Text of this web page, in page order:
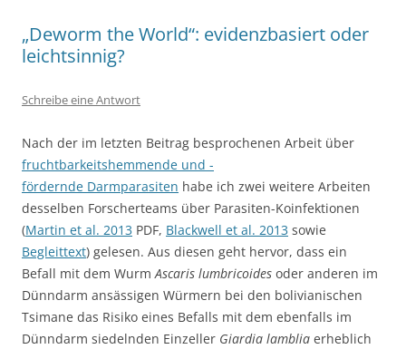
„Deworm the World“: evidenzbasiert oder
leichtsinnig?
Schreibe eine Antwort
Nach der im letzten Beitrag besprochenen Arbeit über
fruchtbarkeitshemmende und -
fördernde Darmparasiten habe ich zwei weitere Arbeiten
desselben Forscherteams über Parasiten-Koinfektionen
(Martin et al. 2013 PDF, Blackwell et al. 2013 sowie
Begleittext) gelesen. Aus diesen geht hervor, dass ein
Befall mit dem WurmAscaris lumbricoides oder anderen im
Dünndarm ansässigen Würmern bei den bolivianischen
Tsimane das Risiko eines Befalls mit dem ebenfalls im
Dünndarm siedelnden Einzeller Giardia lamblia erheblich